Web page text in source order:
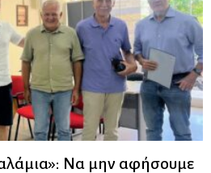
Να μην αφήσουμε